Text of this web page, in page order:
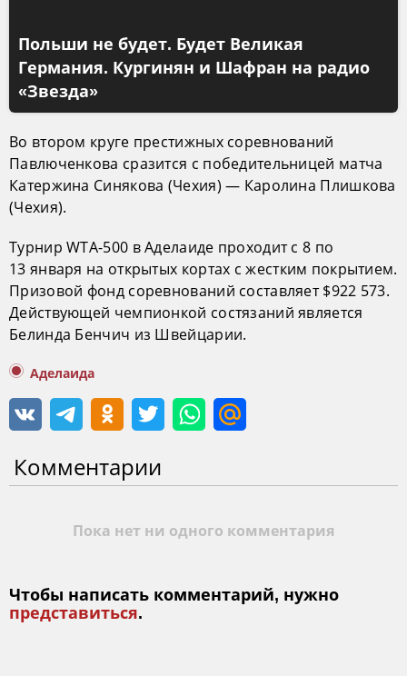
Польши не будет. Будет Великая
Германия. Кургинян и Шафран на радио
«Звезда»
Во втором круге престижных соревнований
Павлюченкова сразится с победительницей матча
Катержина Синякова (Чехия) — Каролина Плишкова
(Чехия).
Турнир WTA-500 в Аделаиде проходит с 8 по
13 января на открытых кортах с жестким покрытием.
Призовой фонд соревнований составляет $922 573.
Действующей чемпионкой состязаний является
Белинда Бенчич из Швейцарии.
Аделаида
Комментарии
Пока нет ни одного комментария
Чтобы написать комментарий, нужно
представиться.